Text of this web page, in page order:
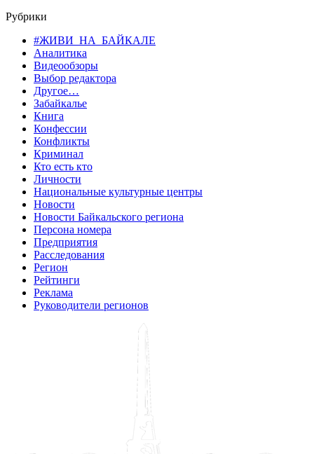
Рубрики
#ЖИВИ_НА_БАЙКАЛЕ
Аналитика
Видеообзоры
Выбор редактора
Другое…
Забайкалье
Книга
Конфессии
Конфликты
Криминал
Кто есть кто
Личности
Национальные культурные центры
Новости
Новости Байкальского региона
Персона номера
Предприятия
Расследования
Регион
Рейтинги
Реклама
Руководители регионов